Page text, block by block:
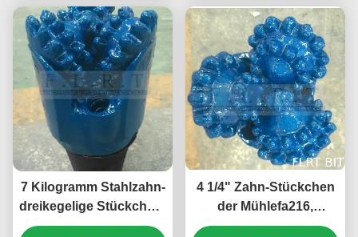
7 Kilogramm Stahlzahn-
dreikegelige Stückchen-
4 5/8" FSA 216 für tiefe
4 1/4" Zahn-Stückchen
der Mühlefa216,
dreikegeliger Bohrer mit